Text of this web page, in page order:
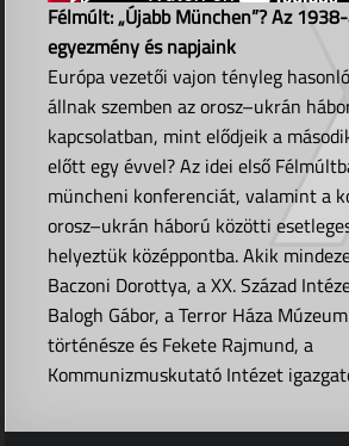
Félmúlt: „Újabb München”? Az
egyezmény és napjaink
Európa vezetői vajon tényleg
állnak szemben az orosz–ukrán
kapcsolatban, mint elődjeik a
előtt egy évvel? Az idei első
müncheni konferenciát, valamint a
orosz–ukrán háború közötti
helyeztük középpontba. Akik
Baczoni Dorottya, a XX. Század
Balogh Gábor, a Terror Háza
történésze és Fekete Rajmund, a
Kommunizmuskutató Intézet